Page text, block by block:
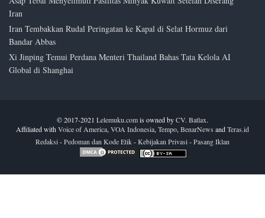
Iran
Iran Tembakkan Rudal Peringatan ke Kapal di Selat Hormuz dari
Bandar Abbas
Xi Jinping Temui Perdana Menteri Thailand Bahas Tata Kelola AI
Global di Shanghai
© 2017-2021 Lelemuku.comis owned byCV. Batlax.
Affiliated withVoice of America, VOA Indonesia, Tempo, BenarNews andTeras.id
Redaksi-Pedoman dan Kode Etik-Kebijakan Privasi-Pasang Iklan